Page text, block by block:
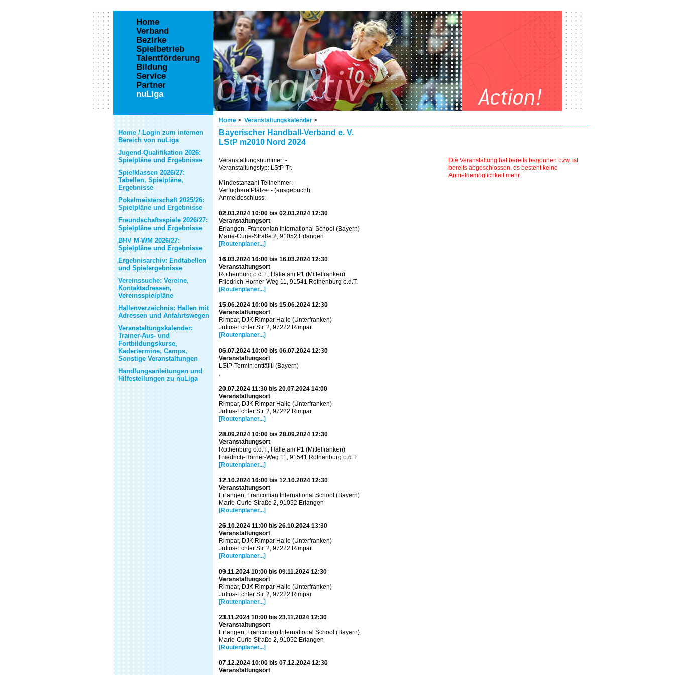
Home > Veranstaltungskalender >
Home
Verband
Bezirke
Spielbetrieb
Talentförderung
Bildung
Service
Partner
nuLiga
Home / Login zum internen
Bereich von nuLiga
Jugend-Qualifikation 2026:
Spielpläne und Ergebnisse
Spielklassen 2026/27:
Tabellen, Spielpläne,
Ergebnisse
Pokalmeisterschaft 2025/26:
Spielpläne und Ergebnisse
Freundschaftsspiele 2026/27:
Spielpläne und Ergebnisse
BHV M-WM 2026/27:
Spielpläne und Ergebnisse
Ergebnisarchiv: Endtabellen
und Spielergebnisse
Vereinssuche: Vereine,
Kontaktadressen,
Vereinsspielpläne
Hallenverzeichnis: Hallen mit
Adressen und Anfahrtswegen
Veranstaltungskalender:
Trainer-Aus- und
Fortbildungskurse,
Kadertermine, Camps,
Sonstige Veranstaltungen
Handlungsanleitungen und
Hilfestellungen zu nuLiga
Bayerischer Handball-Verband e. V.
LStP m2010 Nord 2024
Veranstaltungsnummer: -
Veranstaltungstyp: LStP-Tr.
Mindestanzahl Teilnehmer: -
Verfügbare Plätze: - (ausgebucht)
Anmeldeschluss: -
02.03.2024 10:00 bis 02.03.2024 12:30
Veranstaltungsort
Erlangen, Franconian International School (Bayern)
Marie-Curie-Straße 2, 91052 Erlangen
[Routenplaner...]
16.03.2024 10:00 bis 16.03.2024 12:30
Veranstaltungsort
Rothenburg o.d.T., Halle am P1 (Mittelfranken)
Friedrich-Hörner-Weg 11, 91541 Rothenburg o.d.T.
[Routenplaner...]
15.06.2024 10:00 bis 15.06.2024 12:30
Veranstaltungsort
Rimpar, DJK Rimpar Halle (Unterfranken)
Julius-Echter Str. 2, 97222 Rimpar
[Routenplaner...]
06.07.2024 10:00 bis 06.07.2024 12:30
Veranstaltungsort
LStP-Termin entfällt! (Bayern)
,
20.07.2024 11:30 bis 20.07.2024 14:00
Veranstaltungsort
Rimpar, DJK Rimpar Halle (Unterfranken)
Julius-Echter Str. 2, 97222 Rimpar
[Routenplaner...]
28.09.2024 10:00 bis 28.09.2024 12:30
Veranstaltungsort
Rothenburg o.d.T., Halle am P1 (Mittelfranken)
Friedrich-Hörner-Weg 11, 91541 Rothenburg o.d.T.
[Routenplaner...]
12.10.2024 10:00 bis 12.10.2024 12:30
Veranstaltungsort
Erlangen, Franconian International School (Bayern)
Marie-Curie-Straße 2, 91052 Erlangen
[Routenplaner...]
26.10.2024 11:00 bis 26.10.2024 13:30
Veranstaltungsort
Rimpar, DJK Rimpar Halle (Unterfranken)
Julius-Echter Str. 2, 97222 Rimpar
[Routenplaner...]
09.11.2024 10:00 bis 09.11.2024 12:30
Veranstaltungsort
Rimpar, DJK Rimpar Halle (Unterfranken)
Julius-Echter Str. 2, 97222 Rimpar
[Routenplaner...]
23.11.2024 10:00 bis 23.11.2024 12:30
Veranstaltungsort
Erlangen, Franconian International School (Bayern)
Marie-Curie-Straße 2, 91052 Erlangen
[Routenplaner...]
07.12.2024 10:00 bis 07.12.2024 12:30
Veranstaltungsort
Die Veranstaltung hat bereits begonnen bzw. ist
bereits abgeschlossen, es besteht keine
Anmeldemöglichkeit mehr.